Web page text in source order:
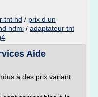
tnt hd / prix d un
hdmi / adaptateur tnt
Aide
à des prix variant